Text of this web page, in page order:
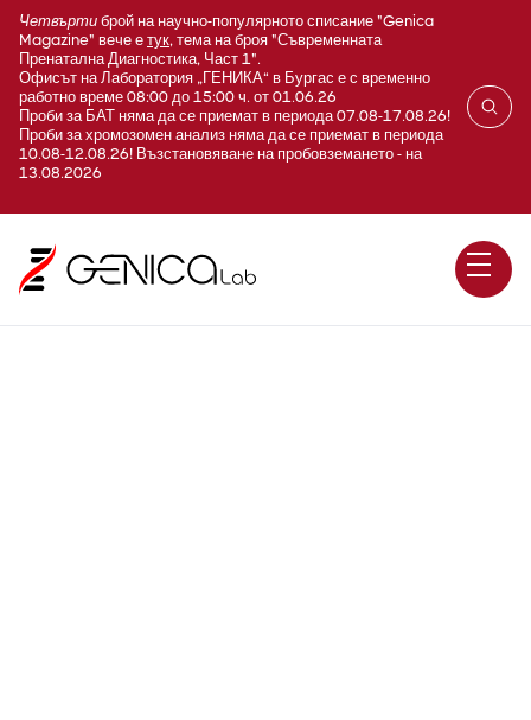
Четвърти брой на научно-популярното списание "Genica
Magazine" вече е тук, тема на броя "Съвременната
Пренатална Диагностика, Част 1".
Офисът на Лаборатория „ГЕНИКА“ в Бургас е с временно
работно време 08:00 до 15:00 ч. от 01.06.26
Проби за БАТ няма да се приемат в периода 07.08-17.08.26!
Проби за хромозомен анализ няма да се приемат в периода
10.08-12.08.26! Възстановяване на пробовземането - на
13.08.2026